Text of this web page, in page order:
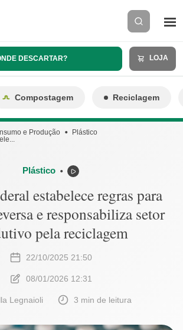
DESCARTAR? LOJA
Compostagem Reciclagem
e Produção
Plástico
Plástico ⬤
estabelece regras para
e responsabiliza setor
pela reciclagem
22/10/2025 21:50
08/01/2026 12:31
Legnaioli 3 min de leitura